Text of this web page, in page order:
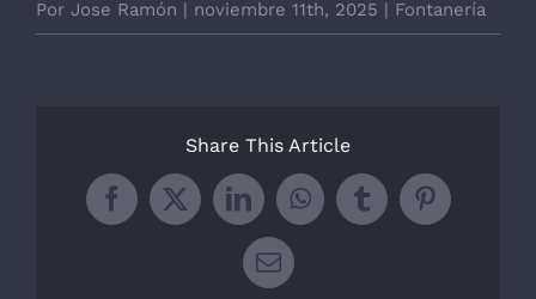
Por Jose Ramón | noviembre 11th, 2025 | Fontanería
Share This Article
Facebook
X LinkedInWhatsApp
TumblrPinterest
Correo